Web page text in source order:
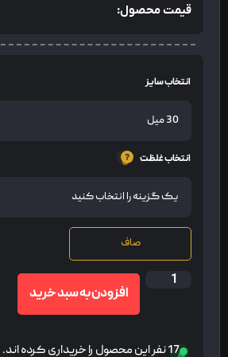
قیمت محصول:
انتخاب سایز
انتخاب غلظت
صاف
افزودن به سبد خرید
17 نفر این محصول را خریداری کرده اند.